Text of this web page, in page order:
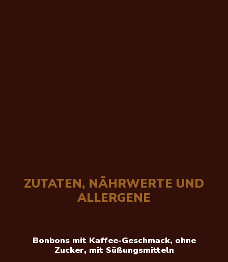
ZUTATEN, NÄHRWERTE UND
ALLERGENE
Bonbons mit Kaffee-Geschmack, ohne
Zucker, mit Süßungsmitteln